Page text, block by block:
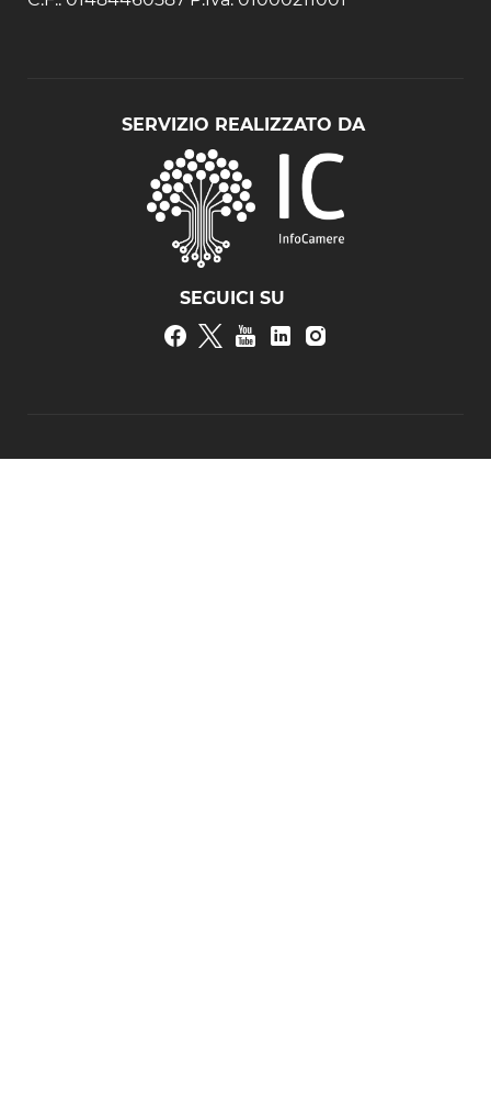
Moldavia
Regno Unito di Gran Bretagna e Irlanda del
Repubblica di Macedonia del Nord
SERVIZIO REALIZZATO DA
SEGUICI SU